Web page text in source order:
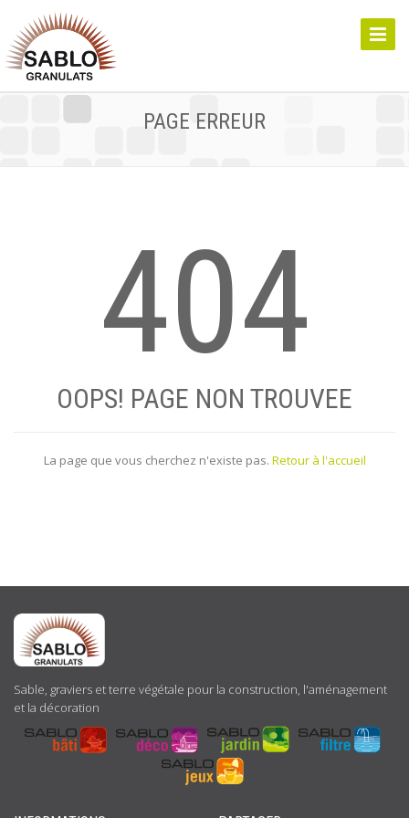
Toggle
PAGE ERREUR
404
OOPS! PAGE NON TROUVEE
La page que vous cherchez n'existe pas. Retour à l'accueil
ABOUT
US
Sable, graviers et terre végétale pour la construction, l'aménagement
et la décoration